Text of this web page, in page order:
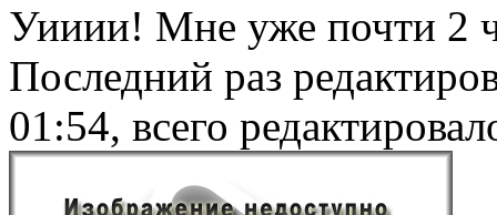
Уииии! Мне уже почти 2
Последний раз
01:54, всего